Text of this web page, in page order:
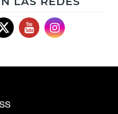
YouTubeInstagram